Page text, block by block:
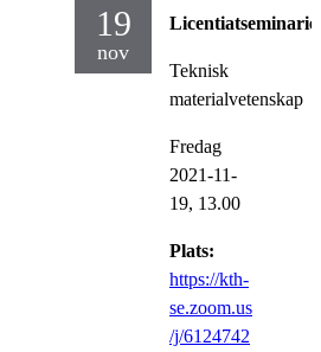
19
nov
Teknisk
materialvetenskap
Fredag
2021-11-
19, 13.00
Plats:
https://kth-
se.zoom.us
/j/6124742